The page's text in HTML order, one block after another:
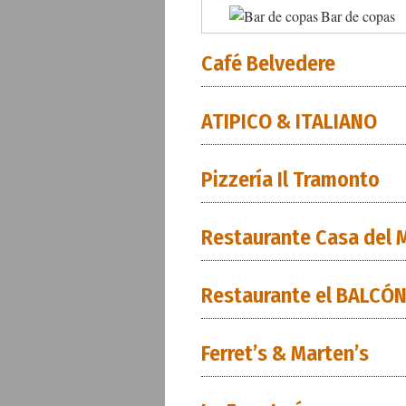
Bar de copas
Café Belvedere
ATIPICO & ITALIANO
Pizzería Il Tramonto
Restaurante Casa del
Restaurante el BALCÓN
Ferret’s & Marten’s